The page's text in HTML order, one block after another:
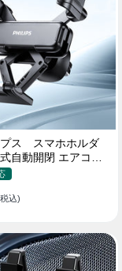
プス スマホホルダ
自動開閉 エアコン
用 クリップ式 車
込)